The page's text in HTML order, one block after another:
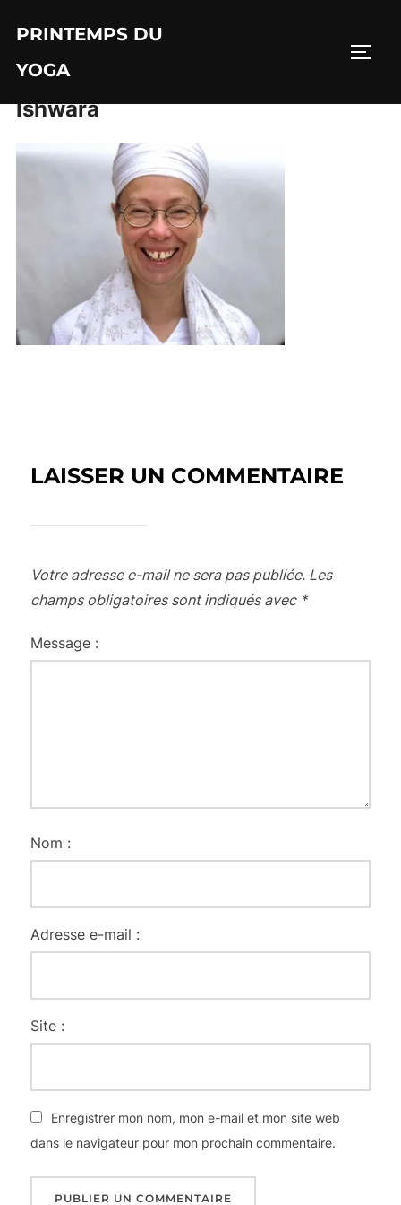
contenu
PRINTEMPS DU
YOGA
Ishwara
LAISSER UN COMMENTAIRE
Votre adresse e-mail ne sera pas publiée. Les
champs obligatoires sont indiqués avec *
Message :
Nom :
Adresse e-mail :
Site :
Enregistrer mon nom, mon e-mail et mon site web
dans le navigateur pour mon prochain commentaire.